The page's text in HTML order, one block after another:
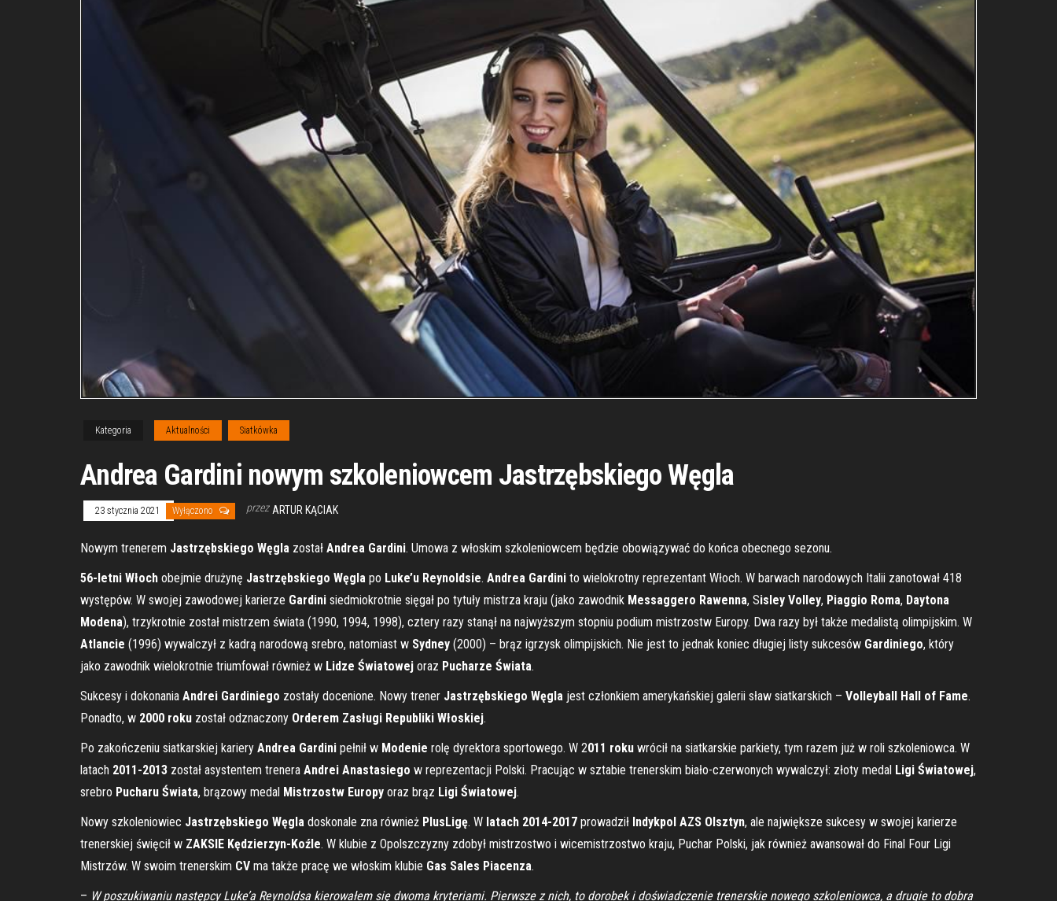
Kategoria Aktualności Siatkówka
Andrea Gardini nowym szkoleniowcem Jastrzębskiego Węgla
23 stycznia 2021 Wyłączono przez ARTUR KĄCIAK
Nowym trenerem Jastrzębskiego Węgla został Andrea Gardini. Umowa z włoskim szkoleniowcem będzie obowiązywać do końca obecnego sezonu.
56-letni Włoch obejmie drużynę Jastrzębskiego Węgla po Luke’u Reynoldsie. Andrea Gardini to wielokrotny reprezentant Włoch. W barwach narodowych Italii zanotował 418
występów. W swojej zawodowej karierze Gardini siedmiokrotnie sięgał po tytuły mistrza kraju (jako zawodnik Messaggero Rawenna, Sisley Volley, Piaggio Roma, Daytona
Modena), trzykrotnie został mistrzem świata (1990, 1994, 1998), cztery razy stanął na najwyższym stopniu podium mistrzostw Europy. Dwa razy był także medalistą olimpijskim. W
Atlancie (1996) wywalczył z kadrą narodową srebro, natomiast w Sydney (2000) – brąz igrzysk olimpijskich. Nie jest to jednak koniec długiej listy sukcesów Gardiniego, który
jako zawodnik wielokrotnie triumfował również w Lidze Światowej oraz Pucharze Świata.
Sukcesy i dokonania Andrei Gardiniego zostały docenione. Nowy trener Jastrzębskiego Węgla jest członkiem amerykańskiej galerii sław siatkarskich – Volleyball Hall of Fame.
Ponadto, w 2000 roku został odznaczony Orderem Zasługi Republiki Włoskiej.
Po zakończeniu siatkarskiej kariery Andrea Gardini pełnił w Modenie rolę dyrektora sportowego. W 2011 roku wrócił na siatkarskie parkiety, tym razem już w roli szkoleniowca. W
latach 2011-2013 został asystentem trenera Andrei Anastasiego w reprezentacji Polski. Pracując w sztabie trenerskim biało-czerwonych wywalczył: złoty medal Ligi Światowej,
srebro Pucharu Świata, brązowy medal Mistrzostw Europy oraz brąz Ligi Światowej.
Nowy szkoleniowiec Jastrzębskiego Węgla doskonale zna również PlusLigę. W latach 2014-2017 prowadził Indykpol AZS Olsztyn, ale największe sukcesy w swojej karierze
trenerskiej święcił w ZAKSIE Kędzierzyn-Koźle. W klubie z Opolszczyzny zdobył mistrzostwo i wicemistrzostwo kraju, Puchar Polski, jak również awansował do Final Four Ligi
Mistrzów. W swoim trenerskim CV ma także pracę we włoskim klubie Gas Sales Piacenza.
– W poszukiwaniu następcy Luke’a Reynoldsa kierowałem się dwoma kryteriami. Pierwsze z nich, to dorobek i doświadczenie trenerskie nowego szkoleniowca, a drugie to dobra